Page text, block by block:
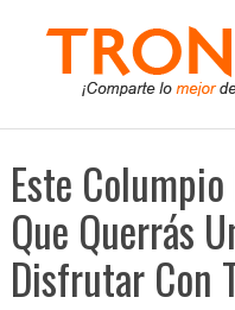
Este Columpio
Que Querrás
Disfrutar Con